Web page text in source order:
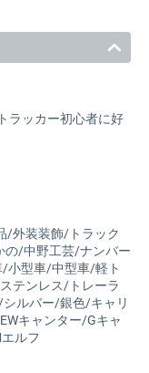
ラッカー初心者に好
/外装装飾/トラック
の/中野工芸/ナンバー
小型車/中型車/軽ト
テンレス/トレーラ
ルバー/銀色/キャリ
キャンター/Gキャ
ルフ